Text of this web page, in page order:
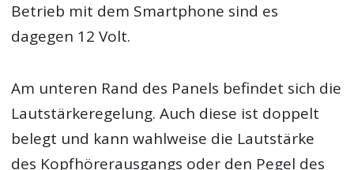
Betrieb mit dem Smartphone sind es
dagegen 12 Volt.
Am unteren Rand des Panels befindet sich die
Lautstärkeregelung. Auch diese ist doppelt
belegt und kann wahlweise die Lautstärke
des Kopfhörerausgangs oder den Pegel des